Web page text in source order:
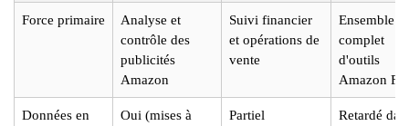
Force primaire
Analyse et
contrôle des
publicités
Amazon
Suivi financier
et opérations de
vente
Ensemble
complet
d'outils
Amazon
Données en
Oui (mises à
Partiel
Retardé